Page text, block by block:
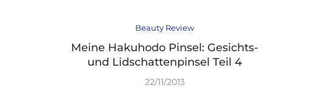
Beauty Review
Meine Hakuhodo Pinsel: Gesichts-
und Lidschattenpinsel Teil 4
22/11/2013